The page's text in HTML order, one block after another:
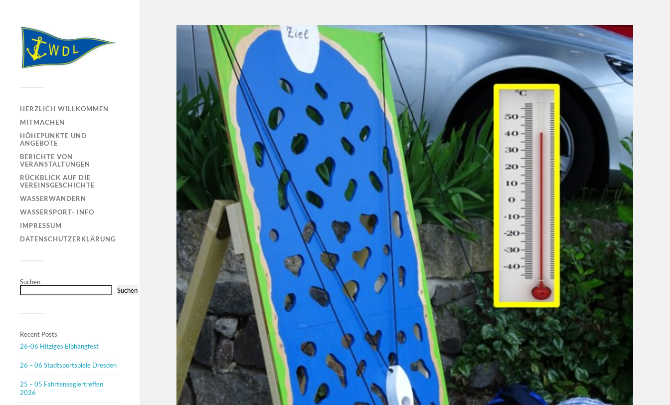
HERZLICH WILLKOMMEN
MITMACHEN
HÖHEPUNKTE UND
ANGEBOTE
BERICHTE VON
VERANSTALTUNGEN
RÜCKBLICK AUF DIE
VEREINSGESCHICHTE
WASSERWANDERN
WASSERSPORT- INFO
IMPRESSUM
DATENSCHUTZERKLÄRUNG
Suchen
Suchen
Recent Posts
26-06 Hitziges Elbhangfest
26 – 06 Stadtsportspiele Dresden
25 – 05 Fahrtenseglertreffen
2026